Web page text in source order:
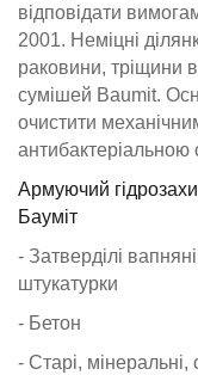
відповідати
2001. Неміцні
раковини, тріщини
сумішей Baumit.
очистити
Армуючий
Бауміт
- Затверділі
штукатурки
- Бетон
- Старі, мінеральні,